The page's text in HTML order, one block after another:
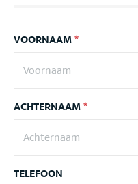
VOORNAAM*
ACHTERNAAM*
TELEFOON